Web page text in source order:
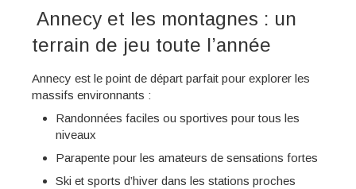
️ Annecy et les montagnes : un
terrain de jeu toute l’année
Annecy est le point de départ parfait pour explorer les
massifs environnants :
Randonnées faciles ou sportives pour tous les
niveaux
Parapente pour les amateurs de sensations fortes
Ski et sports d’hiver dans les stations proches